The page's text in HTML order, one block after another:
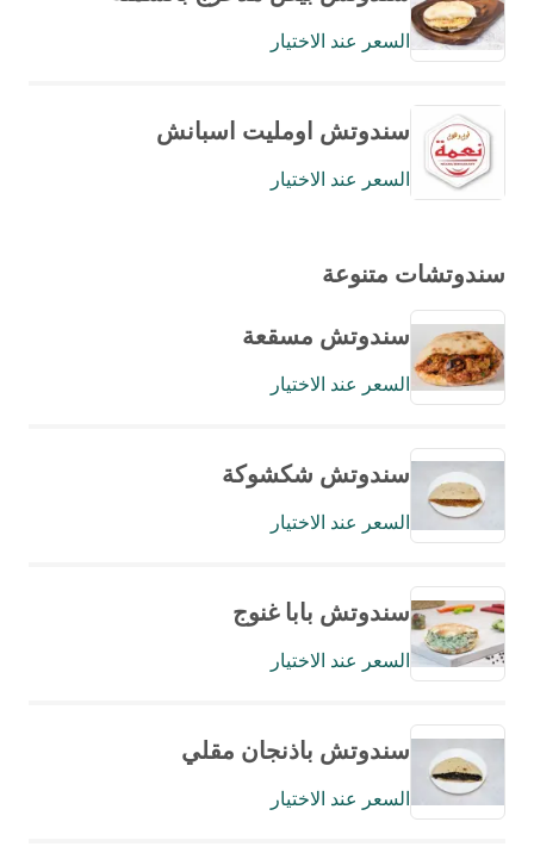
السعر عند الاختيار
سندوتش اومليت اسبانش
السعر عند الاختيار
سندوتشات متنوعة
سندوتش مسقعة
السعر عند الاختيار
سندوتش شكشوكة
السعر عند الاختيار
سندوتش بابا غنوج
السعر عند الاختيار
سندوتش باذنجان مقلي
السعر عند الاختيار